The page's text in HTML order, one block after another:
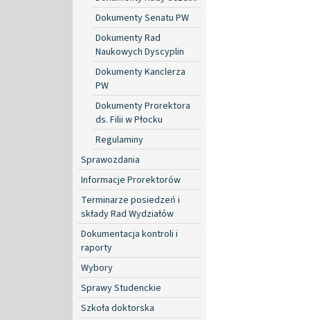
Dokumenty Senatu PW
Dokumenty Rad
Naukowych Dyscyplin
Dokumenty Kanclerza
PW
Dokumenty Prorektora
ds. Filii w Płocku
Regulaminy
Sprawozdania
Informacje Prorektorów
Terminarze posiedzeń i
składy Rad Wydziałów
Dokumentacja kontroli i
raporty
Wybory
Sprawy Studenckie
Szkoła doktorska